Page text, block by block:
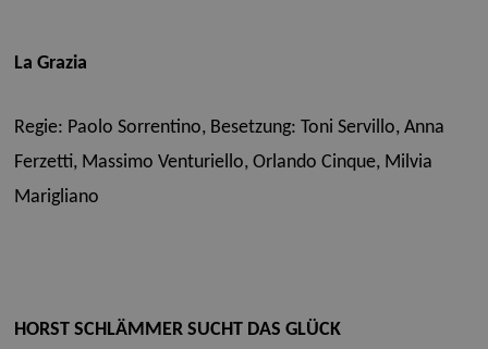
La Grazia
Regie: Paolo Sorrentino, Besetzung: Toni Servillo, Anna
Ferzetti, Massimo Venturiello, Orlando Cinque, Milvia
Marigliano
HORST SCHLÄMMER SUCHT DAS GLÜCK